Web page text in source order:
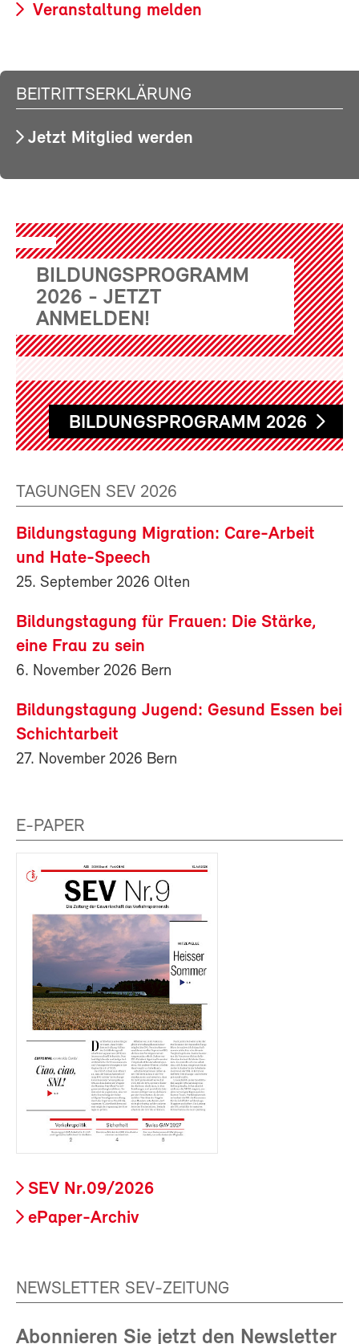
Veranstaltung melden
BEITRITTSERKLÄRUNG
Jetzt Mitglied werden
BILDUNGSPROGRAMM
2026 - JETZT
ANMELDEN!
BILDUNGSPROGRAMM 2026
TAGUNGEN SEV 2026
Bildungstagung Migration: Care-Arbeit
und Hate-Speech
25. September 2026 Olten
Bildungstagung für Frauen: Die Stärke,
eine Frau zu sein
6. November 2026 Bern
Bildungstagung Jugend: Gesund Essen bei
Schichtarbeit
27. November 2026 Bern
E-PAPER
SEV Nr.09/2026
ePaper-Archiv
NEWSLETTER SEV-ZEITUNG
Abonnieren Sie jetzt den Newsletter